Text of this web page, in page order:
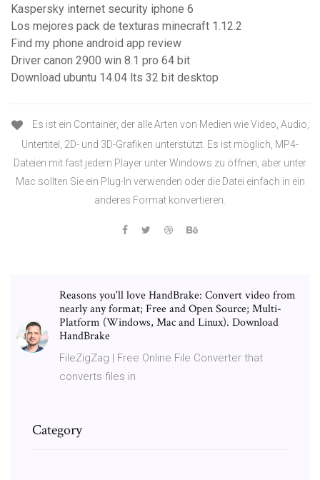
Kaspersky internet security iphone 6
Los mejores pack de texturas minecraft 1.12.2
Find my phone android app review
Driver canon 2900 win 8.1 pro 64 bit
Download ubuntu 14.04 lts 32 bit desktop
Es ist ein Container, der alle Arten von Medien wie Video, Audio,
Untertitel, 2D- und 3D-Grafiken unterstützt. Es ist möglich, MP4-
Dateien mit fast jedem Player unter Windows zu öffnen, aber unter
Mac sollten Sie ein Plug-In verwenden oder die Datei einfach in ein
anderes Format konvertieren.
Reasons you'll love HandBrake: Convert video from
nearly any format; Free and Open Source; Multi-
Platform (Windows, Mac and Linux). Download
HandBrake
FileZigZag | Free Online File Converter that
converts files in
Category